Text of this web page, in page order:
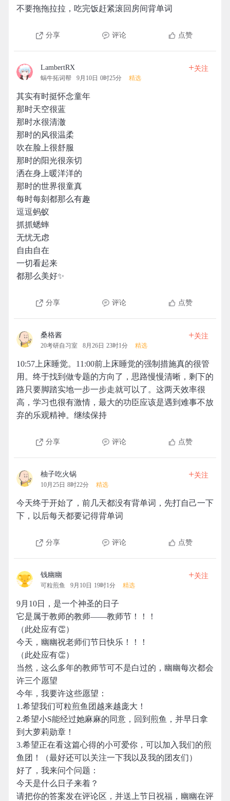
不要拖拖拉拉，吃完饭赶紧滚回房间背单词
分享 评论 点赞
LambertRX
蜗牛拓词帮 9月10日 0时25分 精选
+关注
其实有时挺怀念童年
那时天空很蓝
那时水很清澈
那时的风很温柔
吹在脸上很舒服
那时的阳光很亲切
洒在身上暖洋洋的
那时的世界很童真
每时每刻都那么有趣
逗逗蚂蚁
抓抓蟋蟀
无忧无虑
自由自在
一切看起来
都那么美好✨
分享 评论 点赞
桑格酱
20考研自习室 8月26日 23时1分 精选
+关注
10:57上床睡觉。11:00前上床睡觉的强制措施真的很管
用。终于找到做专题的方向了，思路慢慢清晰，剩下的
路只要脚踏实地一步一步走就可以了。这两天效率很
高，学习也很有激情，最大的功臣应该是遇到难事不放
弃的乐观精神。继续保持
分享 评论 点赞
柚子吃火锅
10月25日 8时22分 精选
+关注
今天终于开始了，前几天都没有背单词，先打自己一下
下，以后每天都要记得背单词
分享 评论 点赞
钱幽幽
可粒煎鱼 9月10日 19时1分 精选
+关注
9月10日，是一个神圣的日子
它是属于教师的教师——教师节！！！
（此处应有👏）
今天，幽幽祝老师们节日快乐！！！
（此处应有👏）
当然，这么多年的教师节可不是白过的，幽幽每次都会
许三个愿望
今年，我要许这些愿望：
1.希望我们可粒煎鱼团越来越庞大！
2.希望小S能经过她麻麻的同意，回到煎鱼，并早日拿
到大萝莉勋章！
3.希望正在看这篇心得的小可爱你，可以加入我们的煎
鱼团！（最好还可以关注一下我以及我的团友们）
好了，我来问个问题：
今天是什么日子来着？
请把你的答案发在评论区，并送上节日祝福，幽幽在评